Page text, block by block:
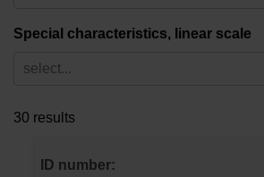
Special characteristics, linear scale
select...
30 results
ID number: